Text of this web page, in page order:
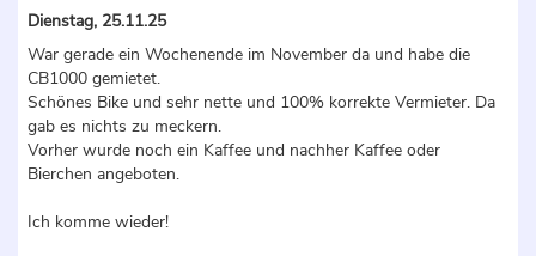
Dienstag, 25.11.25
War gerade ein Wochenende im November da und habe die
CB1000 gemietet.
Schönes Bike und sehr nette und 100% korrekte Vermieter. Da
gab es nichts zu meckern.
Vorher wurde noch ein Kaffee und nachher Kaffee oder
Bierchen angeboten.
Ich komme wieder!